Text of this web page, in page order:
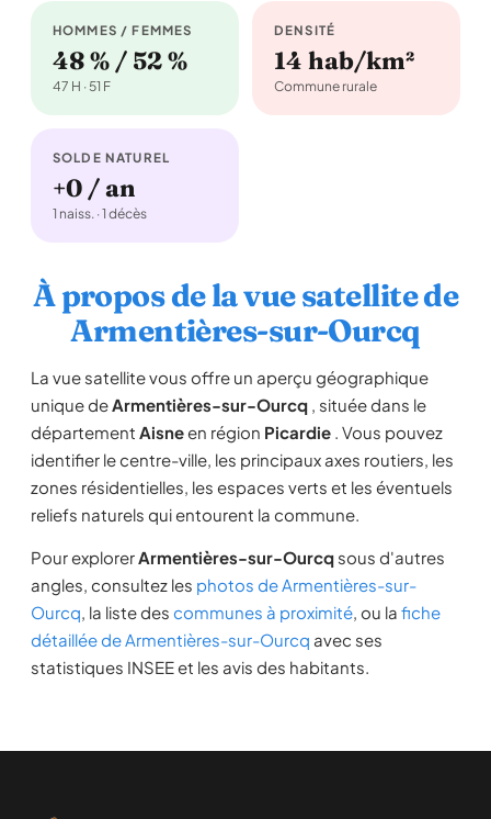
HOMMES / FEMMES
48 % / 52 %
47 H · 51 F
DENSITÉ
14 hab/km²
Commune rurale
SOLDE NATUREL
+0 / an
1 naiss. · 1 décès
À propos de la vue satellite de
Armentières-sur-Ourcq
La vue satellite vous offre un aperçu géographique
unique deArmentières-sur-Ourcq , située dans le
département Aisneen région Picardie . Vous pouvez
identifier le centre-ville, les principaux axes routiers, les
zones résidentielles, les espaces verts et les éventuels
reliefs naturels qui entourent la commune.
Pour explorerArmentières-sur-Ourcq sous d'autres
angles, consultez les photos de Armentières-sur-
Ourcq, la liste des communes à proximité, ou la fiche
détaillée de Armentières-sur-Ourcq avec ses
statistiques INSEE et les avis des habitants.